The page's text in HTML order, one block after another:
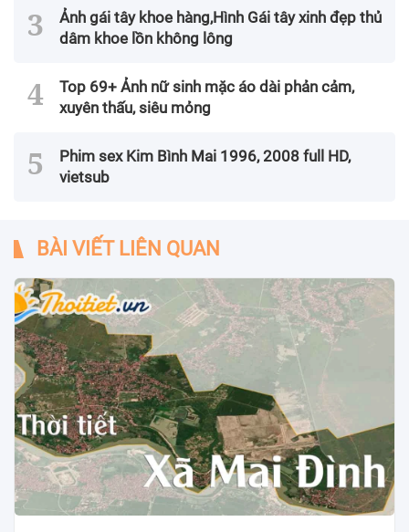
Ảnh gái tây khoe hàng,Hình Gái tây xinh đẹp thủ
dâm khoe lồn không lông
Top 69+ Ảnh nữ sinh mặc áo dài phản cảm,
xuyên thấu, siêu mỏng
Phim sex Kim Bình Mai 1996, 2008 full HD,
vietsub
BÀI VIẾT LIÊN QUAN